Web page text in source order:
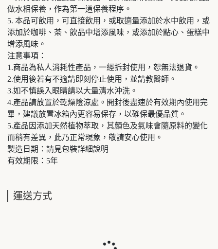
做水相保養，作為第一道保養程序。
5. 本品可飲用，可直接飲用，或取適量添加於水中飲用，或
添加於咖啡、茶、飲品中增添風味，或添加於點心、蛋糕中
增添風味。
注意事項：
1.商品為私人消耗性產品，一經拆封使用，恕無法退貨。
2.使用後若有不適請即刻停止使用，並請教醫師。
3.如不慎誤入眼睛請以大量清水沖洗。
4.產品請放置於乾燥陰涼處。開封後盡速於有效期內使用完
畢，建議放置冰箱內更容易保存，以確保最優品質。
5.產品因添加天然植物萃取，其顏色及氣味會隨原料的變化
而稍有差異，此乃正常現象，敬請安心使用。
製造日期：請見包裝詳細說明
有效期限：5年
運送方式